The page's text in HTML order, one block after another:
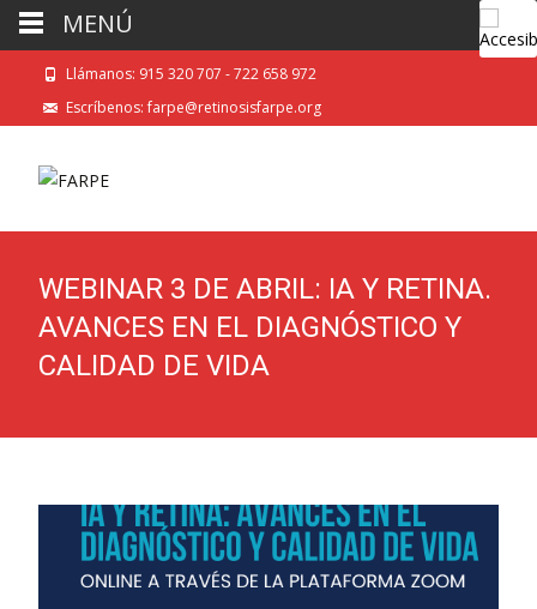
Llámanos: 915 320 707 - 722 658 972
Escríbenos: farpe@retinosisfarpe.org
WEBINAR 3 DE ABRIL: IA Y RETINA.
AVANCES EN EL DIAGNÓSTICO Y
CALIDAD DE VIDA
MENÚ